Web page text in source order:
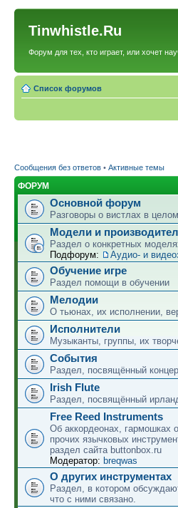
Tinwhistle.Ru
Форум для тех, кто играет, или хочет
Список форумов
Сообщения без ответов • Активные темы
ФОРУМ
Основной форум
Разговоры о вистлах в целом
Модели и
Раздел о конкретных
Подфорум:
Аудио- и
Обучение игре
Раздел помощи в обучении
Мелодии
О тьюнах, их исполнении,
Исполнители
Музыканты, группы, их
События
Раздел, посвящённый
Irish Flute
Раздел, посвящённый
Free Reed Instruments
Об аккордеонах, гармошках
прочих язычковых
раздел сайта buttonbox.ru
Модератор: breqwas
О других инструментах
Раздел, в котором
что с ними связано.